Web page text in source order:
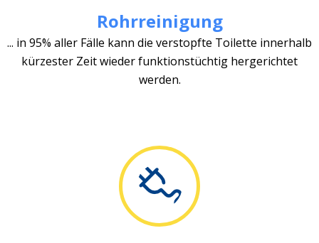
Rohrreinigung
... in 95% aller Fälle kann die verstopfte Toilette innerhalb
kürzester Zeit wieder funktionstüchtig hergerichtet
werden.